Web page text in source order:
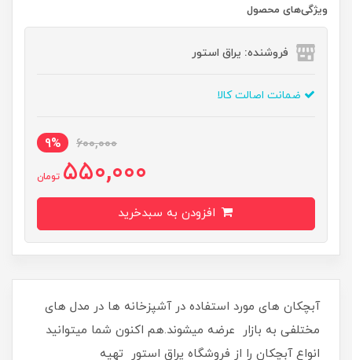
ویژگی‌های محصول
فروشنده: یراق استور
ضمانت اصالت کالا
600,000
9%
550,000 تومان
آبچکان های مورد استفاده در آشپزخانه ها در مدل های
مختلفی به بازار عرضه میشوند.هم اکنون شما میتوانید
انواع آبچکان را از فروشگاه یراق استور تهیه